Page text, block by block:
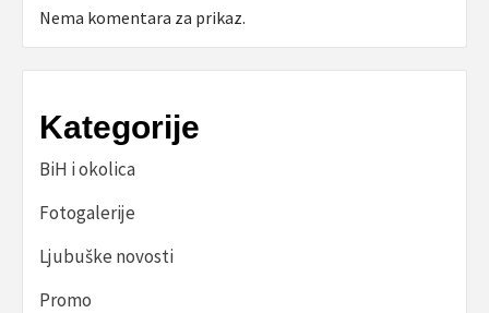
Nema komentara za prikaz.
Kategorije
BiH i okolica
Fotogalerije
Ljubuške novosti
Promo